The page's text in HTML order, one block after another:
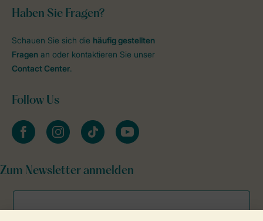
Haben Sie Fragen?
Schauen Sie sich die häufig gestellten
Fragen an oder kontaktieren Sie unser
Contact Center.
Follow Us
facebookinstagramtiktok youtube
Zum Newsletter anmelden